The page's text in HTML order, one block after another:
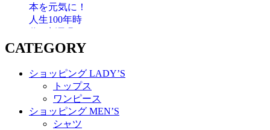
CATEGORY
ショッピング LADY’S
トップス
ワンピース
ショッピング MEN’S
シャツ